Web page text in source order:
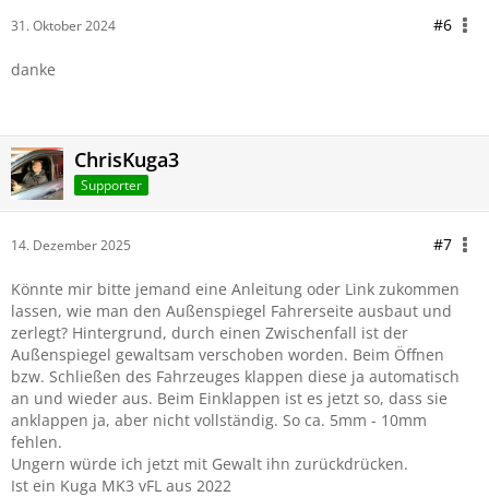
31. Oktober 2024 #6
danke
ChrisKuga3
Supporter
14. Dezember 2025 #7
Könnte mir bitte jemand eine Anleitung oder Link zukommen
lassen, wie man den Außenspiegel Fahrerseite ausbaut und
zerlegt? Hintergrund, durch einen Zwischenfall ist der
Außenspiegel gewaltsam verschoben worden. Beim Öffnen
bzw. Schließen des Fahrzeuges klappen diese ja automatisch
an und wieder aus. Beim Einklappen ist es jetzt so, dass sie
anklappen ja, aber nicht vollständig. So ca. 5mm - 10mm
fehlen.
Ungern würde ich jetzt mit Gewalt ihn zurückdrücken.
Ist ein Kuga MK3 vFL aus 2022